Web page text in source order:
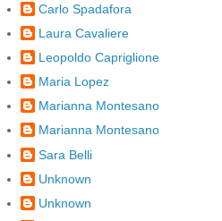
Carlo Spadafora
Laura Cavaliere
Leopoldo Capriglione
Maria Lopez
Marianna Montesano
Marianna Montesano
Sara Belli
Unknown
Unknown